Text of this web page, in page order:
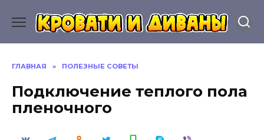
содержанию
ГЛАВНАЯ » ПОЛЕЗНЫЕ СОВЕТЫ
Подключение теплого пола
пленочного